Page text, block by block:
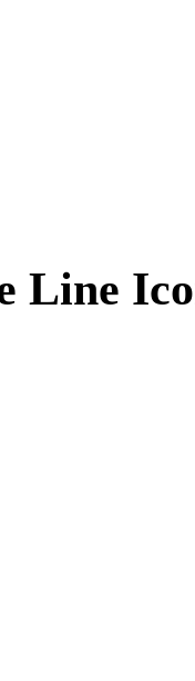
Line